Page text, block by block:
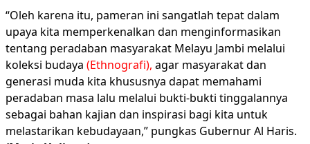
“Oleh karena itu, pameran ini sangatlah tepat dalam
upaya kita memperkenalkan dan menginformasikan
tentang peradaban masyarakat Melayu Jambi melalui
koleksi budaya (Ethnografi), agar masyarakat dan
generasi muda kita khususnya dapat memahami
peradaban masa lalu melalui bukti-bukti tinggalannya
sebagai bahan kajian dan inspirasi bagi kita untuk
melastarikan kebudayaan,” pungkas Gubernur Al Haris.